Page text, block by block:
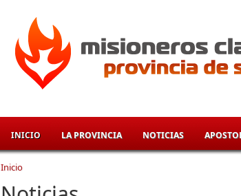
INICIO LA PROVINCIA NOTICIAS
Se encuentra usted aquí
Inicio